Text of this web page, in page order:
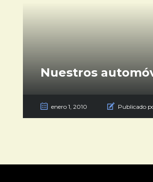
Nuestros
enero 1, 2010 Publicado